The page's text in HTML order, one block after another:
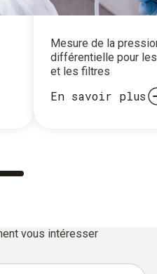
Mesure de la
différentielle pour
et les filtres
En savoir plus
vous intéresser